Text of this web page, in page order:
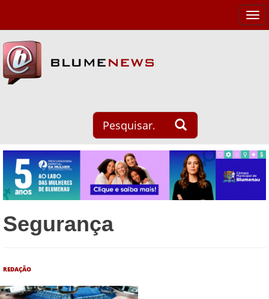
Segurança
REDAÇÃO